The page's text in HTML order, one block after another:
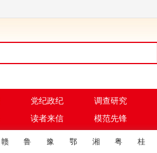
党纪政纪 调查研究
读者来信 模范先锋
赣 鲁 豫 鄂 湘 粤 桂